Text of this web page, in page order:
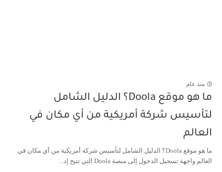
منذ عام
ما هو موقع Doola؟ الدليل الشامل
لتأسيس شركة أمريكية من أي مكان في
العالم
ما هو موقع Doola؟ الدليل الشامل لتأسيس شركة أمريكية من أي مكان في
العالم واجهة تسجيل الدخول إلى منصة Doola التي تتيح إد...